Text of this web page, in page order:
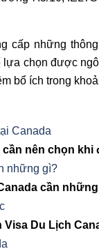
cấp những
lựa chọn được
bổ ích trong
nên chọn khi
cần
Visa Du Lịch